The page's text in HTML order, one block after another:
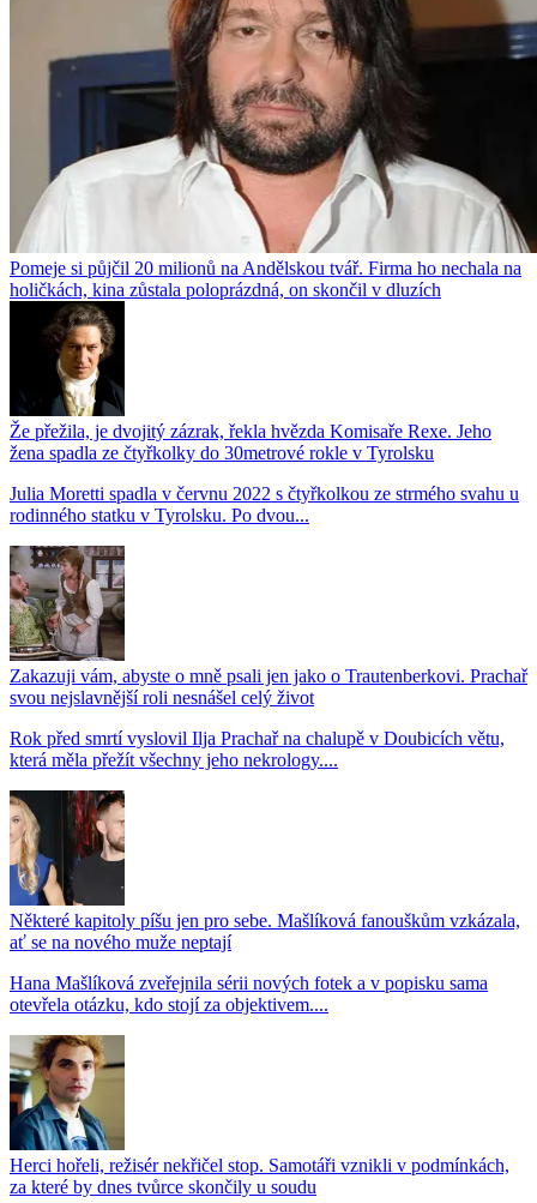
Pomeje si půjčil 20 milionů na Andělskou tvář. Firma ho nechala na
holičkách, kina zůstala poloprázdná, on skončil v dluzích
Že přežila, je dvojitý zázrak, řekla hvězda Komisaře Rexe. Jeho
žena spadla ze čtyřkolky do 30metrové rokle v Tyrolsku
Julia Moretti spadla v červnu 2022 s čtyřkolkou ze strmého svahu u
rodinného statku v Tyrolsku. Po dvou...
Zakazuji vám, abyste o mně psali jen jako o Trautenberkovi. Prachař
svou nejslavnější roli nesnášel celý život
Rok před smrtí vyslovil Ilja Prachař na chalupě v Doubicích větu,
která měla přežít všechny jeho nekrology....
Některé kapitoly píšu jen pro sebe. Mašlíková fanouškům vzkázala,
ať se na nového muže neptají
Hana Mašlíková zveřejnila sérii nových fotek a v popisku sama
otevřela otázku, kdo stojí za objektivem....
Herci hořeli, režisér nekřičel stop. Samotáři vznikli v podmínkách,
za které by dnes tvůrce skončily u soudu